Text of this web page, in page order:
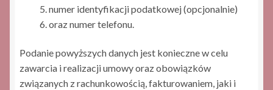
numer identyfikacji podatkowej (opcjonalnie)
oraz numer telefonu.
Podanie powyższych danych jest konieczne w celu
zawarcia i realizacji umowy oraz obowiązków
związanych z rachunkowością, fakturowaniem, jaki i